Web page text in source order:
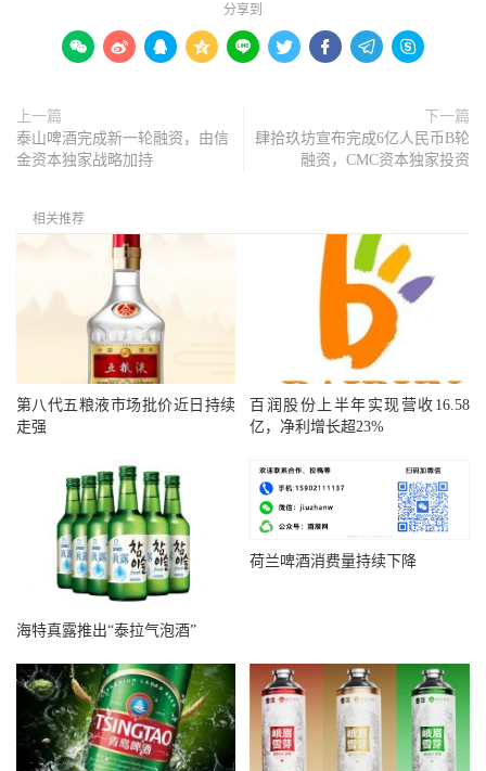
分享到
        
上一篇
泰山啤酒完成新一轮融资，由信
金资本独家战略加持
下一篇
肆拾玖坊宣布完成6亿人民币B轮
融资，CMC资本独家投资
相关推荐
第八代五粮液市场批价近日持续
走强
百润股份上半年实现营收16.58
亿，净利增长超23%
海特真露推出“泰拉气泡酒”
荷兰啤酒消费量持续下降